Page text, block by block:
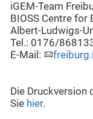
iGEM-Team
BIOSS Centre for
Albert-Ludwigs-
Tel.: 0176/
E-Mail:
Die Druckversion
Sie hier.